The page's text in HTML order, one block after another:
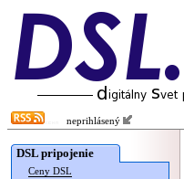
neprihlásený
DSL pripojenie
Ceny DSL